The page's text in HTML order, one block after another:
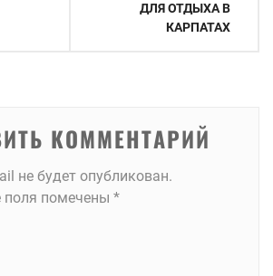
ДЛЯ ОТДЫХА В
КАРПАТАХ
КОММЕНТАРИЙ
не будет опубликован.
поля помечены *